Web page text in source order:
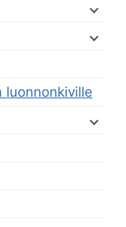
luonnonkiville